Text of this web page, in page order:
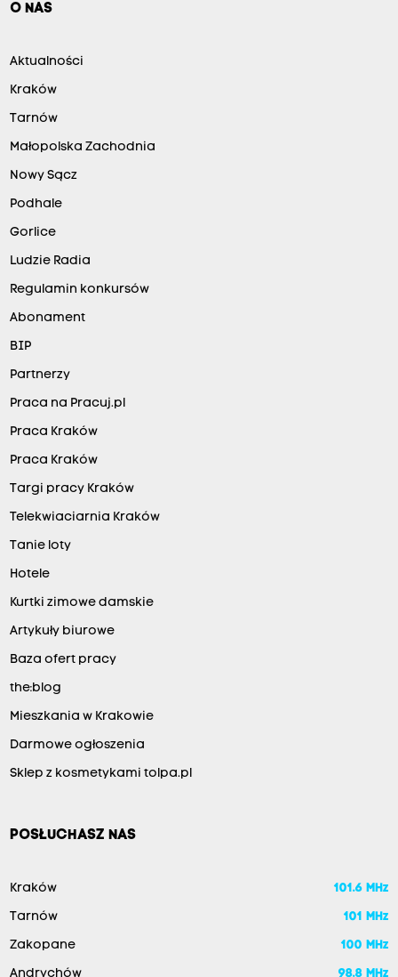
O NAS
Aktualności
Kraków
Tarnów
Małopolska Zachodnia
Nowy Sącz
Podhale
Gorlice
Ludzie Radia
Regulamin konkursów
Abonament
BIP
Partnerzy
Praca na Pracuj.pl
Praca Kraków
Praca Kraków
Targi pracy Kraków
Telekwiaciarnia Kraków
Tanie loty
Hotele
Kurtki zimowe damskie
Artykuły biurowe
Baza ofert pracy
the:blog
Mieszkania w Krakowie
Darmowe ogłoszenia
Sklep z kosmetykami tolpa.pl
POSŁUCHASZ NAS
Kraków 101.6 MHz
Tarnów 101 MHz
Zakopane 100 MHz
Andrychów 98.8 MHz